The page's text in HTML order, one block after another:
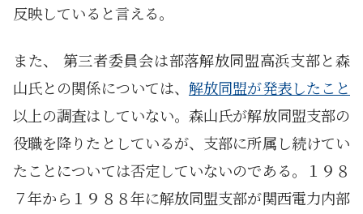
反映していると言える。
また、 第三者委員会は部落解放同盟高浜支部と森
山氏との関係については、解放同盟が発表したこと
以上の調査はしていない。森山氏が解放同盟支部の
役職を降りたとしているが、支部に所属し続けてい
たことについては否定していないのである。１９８
７年から１９８８年に解放同盟支部が関西電力内部